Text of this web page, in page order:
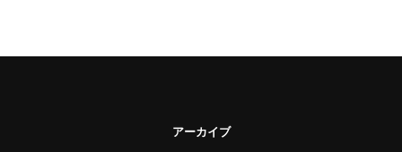
アーカイブ